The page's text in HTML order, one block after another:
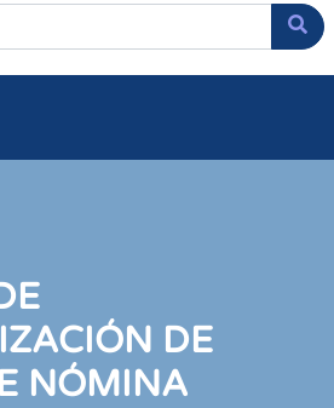
DE
NÓMINA